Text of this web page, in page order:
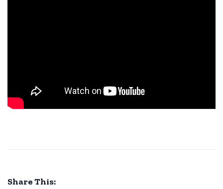
Share This: